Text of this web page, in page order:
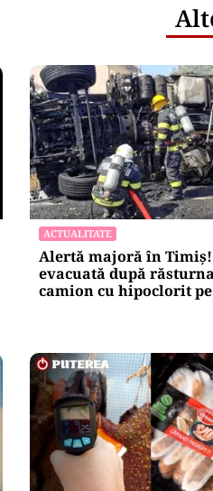
ACTUALITATE
Alertă majoră în
evacuată după
camion cu hipoclorit pe